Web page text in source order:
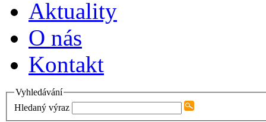
Aktuality
O nás
Kontakt
Vyhledávání
Hledaný výraz